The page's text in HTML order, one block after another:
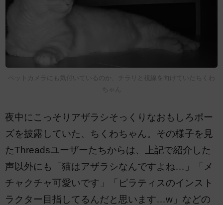
ペットカメラにも気付いているのか、チラリと視線を向けていたちくわ
ちゃん
夜中にこっそりアザラシそっくりなおもしろポー
ズを披露していた、ちくわちゃん。その様子を見
たThreadsユーザーたちからは、上記で紹介した
声以外にも「猫はアザラシなんですよね…」「メ
チャクチャ可愛いです」「ピラティスのインスト
ラクター目指してるんだと思います…w」などの